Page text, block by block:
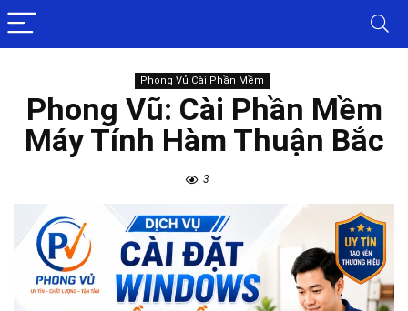
Phong Vủ Cài Phần Mềm
Phong Vũ: Cài Phần Mềm
Máy Tính Hàm Thuận Bắc
3